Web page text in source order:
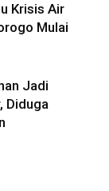
Krisis Air
Mulai
Jadi
Diduga